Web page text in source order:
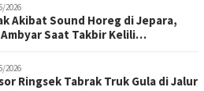
2026
Akibat Sound Horeg di Jepara,
Saat Takbir Kelili…
2026
Ringsek Tabrak Truk Gula di Jalur